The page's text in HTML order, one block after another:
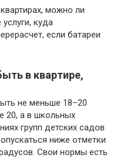
можно ли
куда
если батареи
в квартире,
не меньше 18–20
20, а в школьных
групп детских садов
ниже отметки
Свои нормы есть